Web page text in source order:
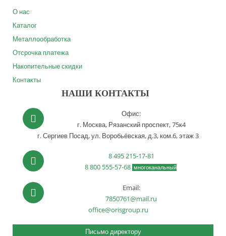
О нас
Каталог
Металлообработка
Отсрочка платежа
Накопительные скидки
Контакты
НАШИ КОНТАКТЫ
Офис:
г. Москва, Рязанский проспект, 75к4
г. Сергиев Посад,ул. Воробьёвская, д.3, ком.6, этаж 3
8 495 215-17-81
8 800 555-57-68 многоканальный
Email:
7850761@mail.ru
office@orisgroup.ru
Письмо директору